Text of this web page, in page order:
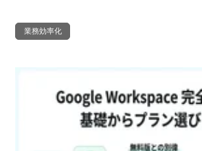
業務効率化